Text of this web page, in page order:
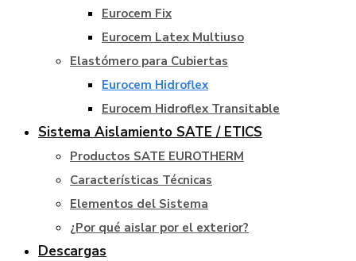
Eurocem Fix
Eurocem Latex Multiuso
Elastómero para Cubiertas
Eurocem Hidroflex
Eurocem Hidroflex Transitable
Sistema Aislamiento SATE / ETICS
Productos SATE EUROTHERM
Características Técnicas
Elementos del Sistema
¿Por qué aislar por el exterior?
Descargas